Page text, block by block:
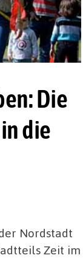
Die
die
Nordstadt
Zeit im